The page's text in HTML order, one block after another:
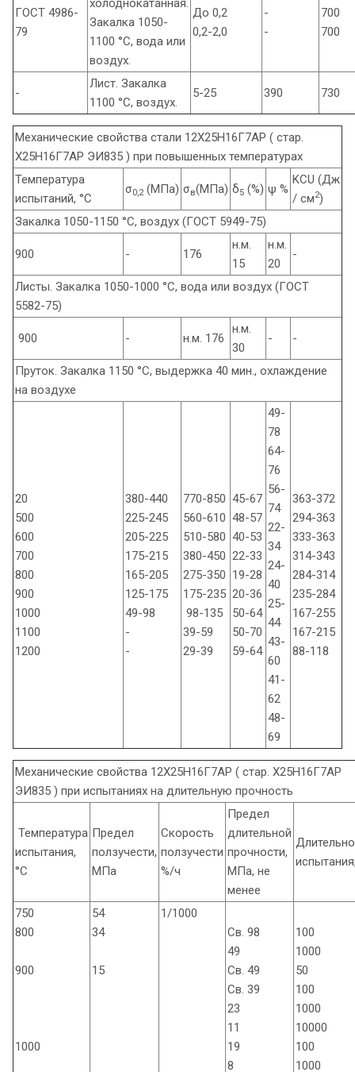
ГОСТ 4986-
79
холоднокатанная.
Закалка 1050-
1100 °С, вода или
воздух.
До 0,2
0,2-2,0
-
-
700
700
-
Лист. Закалка
1100 °С, воздух.
5-25 390 730
Механические свойства стали 12Х25Н16Г7АР ( стар.
Х25Н16Г7АР ЭИ835 ) при повышенных температурах
Температура
испытаний, °С
σ0,2 (МПа) σв(МПа) δ5 (%) ψ %
KCU (Дж
/ cм2)
Закалка 1050-1150 °С, воздух (ГОСТ 5949-75)
900 - 176
н.м.
15
н.м.
20
-
Листы. Закалка 1050-1000 °С, вода или воздух (ГОСТ
5582-75)
900 - н.м. 176
н.м.
30
- -
Пруток. Закалка 1150 °С, выдержка 40 мин., охлаждение
на воздухе
20
500
600
700
800
900
1000
1100
1200
380-440
225-245
205-225
175-215
165-205
125-175
49-98
-
-
770-850
560-610
510-580
380-450
275-350
175-235
98-135
39-59
29-39
45-67
48-57
40-53
22-33
19-28
20-36
50-64
50-70
59-64
49-
78
64-
76
56-
74
22-
34
24-
40
25-
44
43-
60
41-
62
48-
69
363-372
294-363
333-363
314-343
284-314
235-284
167-255
167-215
88-118
Механические свойства 12Х25Н16Г7АР ( стар. Х25Н16Г7АР
ЭИ835 ) при испытаниях на длительную прочность
Температура
испытания,
°С
Предел
ползучести,
МПа
Скорость
ползучести
%/ч
Предел
длительной
прочности,
МПа, не
менее
750
800
900
1000
54
34
15
1/1000
Св. 98
49
Св. 49
Св. 39
23
11
19
8
100
1000
50
100
1000
10000
100
1000